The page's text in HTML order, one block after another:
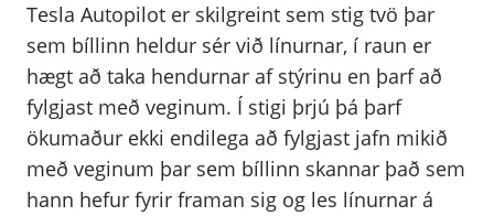
Tesla Autopilot er skilgreint sem stig tvö þar
sem bíllinn heldur sér við línurnar, í raun er
hægt að taka hendurnar af stýrinu en þarf að
fylgjast með veginum. Í stigi þrjú þá þarf
ökumaður ekki endilega að fylgjast jafn mikið
með veginum þar sem bíllinn skannar það sem
hann hefur fyrir framan sig og les línurnar á